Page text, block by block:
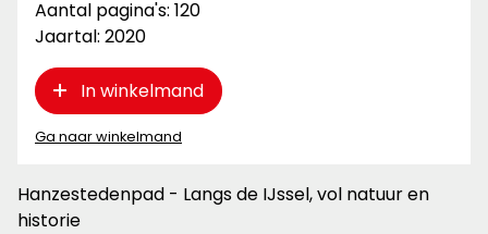
Aantal pagina's: 120
Jaartal: 2020
In winkelmand
Ga naar winkelmand
Hanzestedenpad - Langs de IJssel, vol natuur en
historie